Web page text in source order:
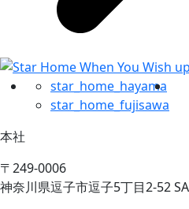
star_home_hayama
star_home_fujisawa
本社
〒249-0006
神奈川県逗子市逗子5丁目2-52